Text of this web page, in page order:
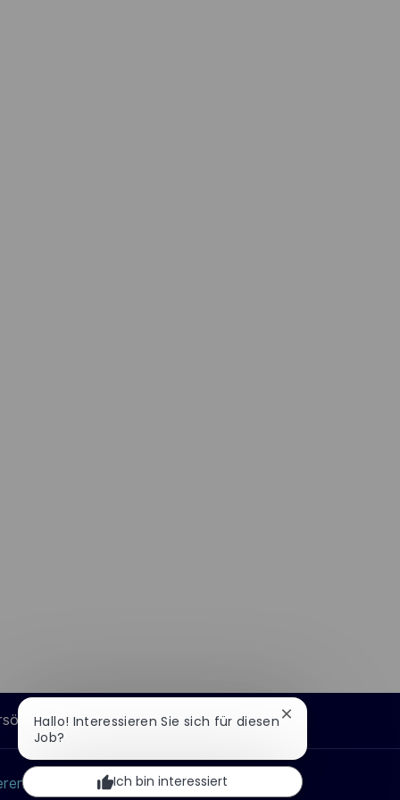
Informationen
Thales-Gruppe
Hallo! Interessieren Sie sich für diesen
Job?
Chatbot-
schließen
Ich bin interessiert